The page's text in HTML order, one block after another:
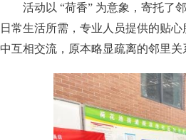
活动以 “荷香” 为意象，寄托了
日常生活所需，专业人员提供的贴
中互相交流，原本略显疏离的邻里